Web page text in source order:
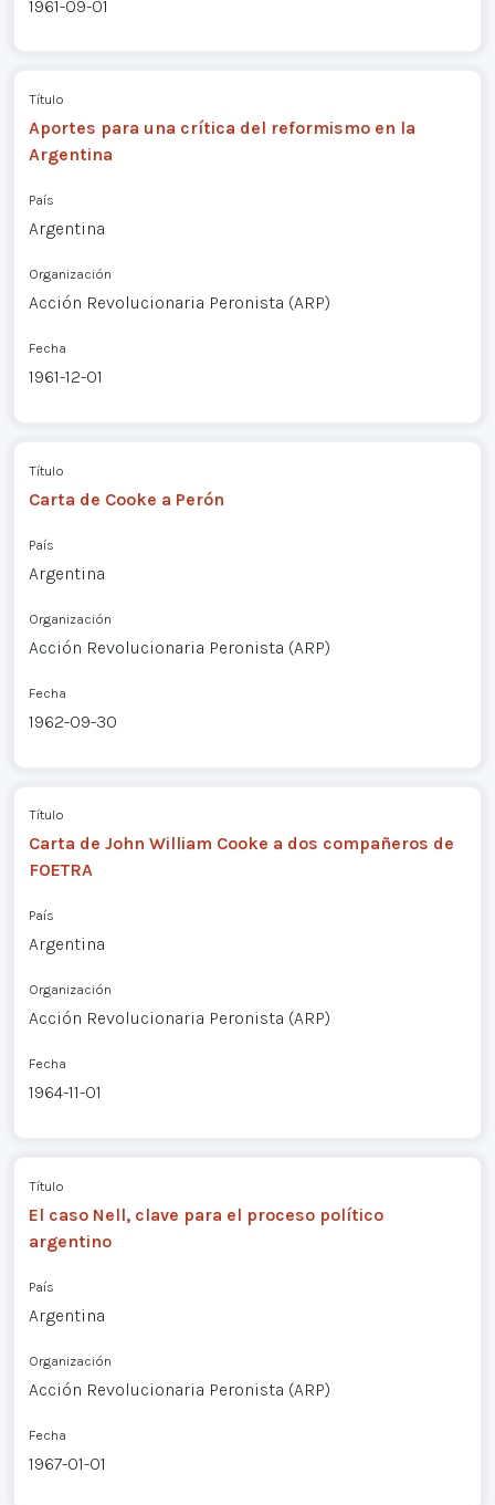
1961-09-01
Título
Aportes para una crítica del reformismo en la
Argentina
País
Argentina
Organización
Acción Revolucionaria Peronista (ARP)
Fecha
1961-12-01
Título
Carta de Cooke a Perón
País
Argentina
Organización
Acción Revolucionaria Peronista (ARP)
Fecha
1962-09-30
Título
Carta de John William Cooke a dos compañeros de
FOETRA
País
Argentina
Organización
Acción Revolucionaria Peronista (ARP)
Fecha
1964-11-01
Título
El caso Nell, clave para el proceso político
argentino
País
Argentina
Organización
Acción Revolucionaria Peronista (ARP)
Fecha
1967-01-01